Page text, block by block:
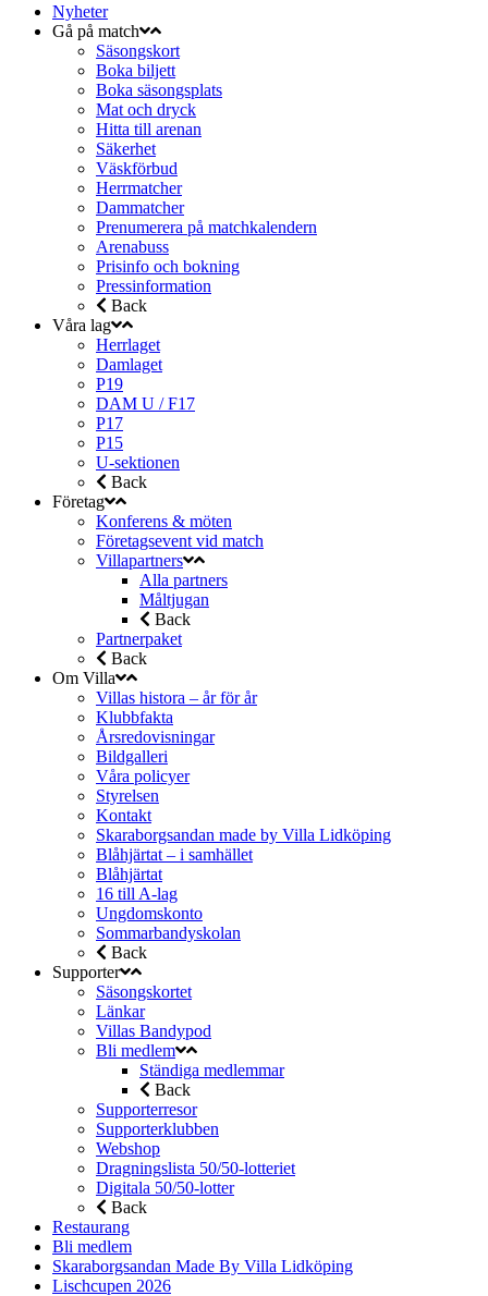
Nyheter
Gå på match
Säsongskort
Boka biljett
Boka säsongsplats
Mat och dryck
Hitta till arenan
Säkerhet
Väskförbud
Herrmatcher
Dammatcher
Prenumerera på matchkalendern
Arenabuss
Prisinfo och bokning
Pressinformation
Back
Våra lag
Herrlaget
Damlaget
P19
DAM U / F17
P17
P15
U-sektionen
Back
Företag
Konferens & möten
Företagsevent vid match
Villapartners
Alla partners
Måltjugan
Back
Partnerpaket
Back
Om Villa
Villas histora – år för år
Klubbfakta
Årsredovisningar
Bildgalleri
Våra policyer
Styrelsen
Kontakt
Skaraborgsandan made by Villa Lidköping
Blåhjärtat – i samhället
Blåhjärtat
16 till A-lag
Ungdomskonto
Sommarbandyskolan
Back
Supporter
Säsongskortet
Länkar
Villas Bandypod
Bli medlem
Ständiga medlemmar
Back
Supporterresor
Supporterklubben
Webshop
Dragningslista 50/50-lotteriet
Digitala 50/50-lotter
Back
Restaurang
Bli medlem
Skaraborgsandan Made By Villa Lidköping
Lischcupen 2026